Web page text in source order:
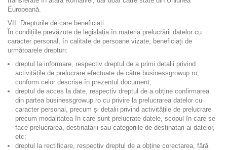
Europeană.
VII. Drepturile de care beneficiați
În condițiile prevăzute de legislația în materia prelucrării datelor cu
caracter personal, în calitate de persoane vizate, beneficiați de
următoarele drepturi:
dreptul la informare, respectiv dreptul de a primi detalii privind
activitățile de prelucrare efectuate de către businessgrowup.ro,
conform celor descrise în prezentul document;
dreptul de acces la date, respectiv dreptul de a obține confirmarea
din partea businessgrowup.ro cu privire la prelucrarea datelor cu
caracter personal, precum și detalii privind activitățile de prelucrare
precum modalitatea în care sunt prelucrate datele, scopul în care se
face prelucrarea, destinatarii sau categoriile de destinatari ai datelor,
etc;
dreptul la rectificare, respectiv dreptul de a obține corectarea, fără